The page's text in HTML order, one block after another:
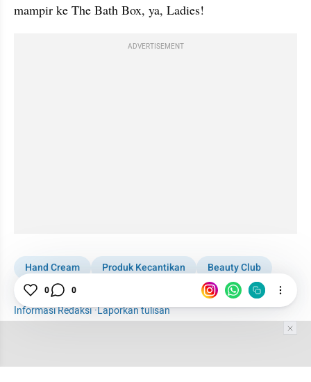
mampir ke The Bath Box, ya, Ladies!
ADVERTISEMENT
Hand Cream Produk Kecantikan
Beauty Club
Rekomendasi
Informasi Redaksi·Laporkan tulisan
0 0